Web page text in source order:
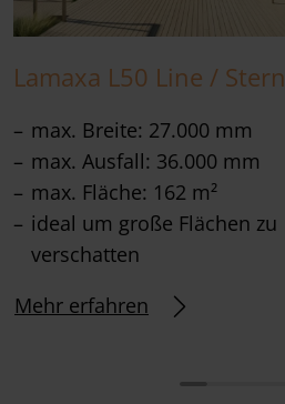
Lamaxa L50 Line / Stern
max. Breite: 27.000 mm
max. Ausfall: 36.000 mm
max. Fläche: 162 m²
ideal um große Flächen zu
verschatten
Mehr erfahren